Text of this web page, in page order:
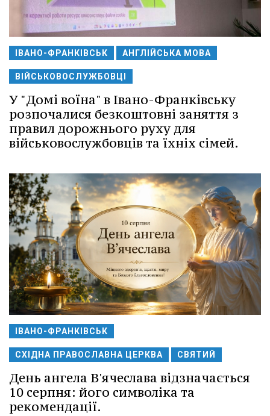
ІВАНО-ФРАНКІВСЬК АНГЛІЙСЬКА МОВА
ВІЙСЬКОВОСЛУЖБОВЦІ
У "Домі воїна" в Івано-Франківську
розпочалися безкоштовні заняття з
правил дорожнього руху для
військовослужбовців та їхніх сімей.
ІВАНО-ФРАНКІВСЬК
СХІДНА ПРАВОСЛАВНА ЦЕРКВА СВЯТИЙ
День ангела В'ячеслава відзначається
10 серпня: його символіка та
рекомендації.